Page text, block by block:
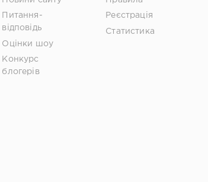
Питання-
відповідь
Оцінки шоу
Конкурс
блогерів
Реєстрація
Статистика